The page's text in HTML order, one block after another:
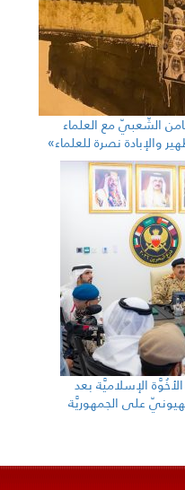
مع العلماء
نصرة للعلماء»
الإسلاميَّة بعد
على الجمهوريَّة